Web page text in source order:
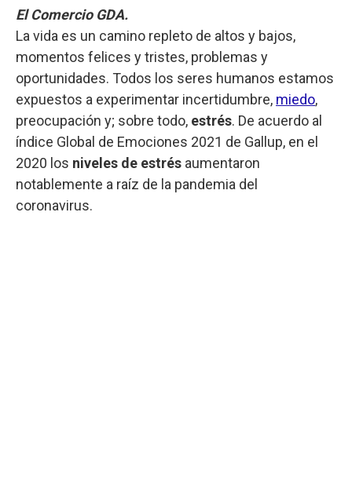
El Comercio GDA.
La vida es un camino repleto de altos y bajos,
momentos felices y tristes, problemas y
oportunidades. Todos los seres humanos estamos
expuestos a experimentar incertidumbre, miedo,
preocupación y; sobre todo, estrés. De acuerdo al
índice Global de Emociones 2021 de Gallup, en el
2020 los niveles de estrés aumentaron
notablemente a raíz de la pandemia del
coronavirus.